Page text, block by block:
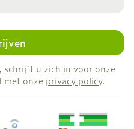
schrijft u zich in voor onze
met onze privacy policy.